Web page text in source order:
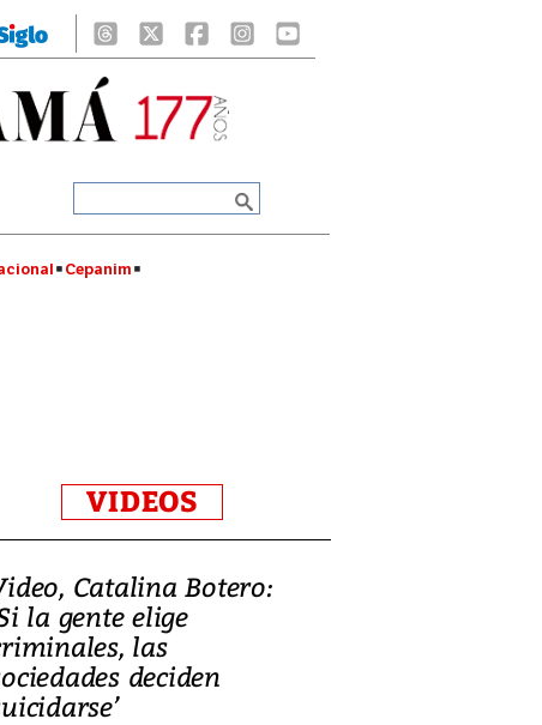
Cepanim
VIDEOS
Catalina Botero:
la gente elige
las
deciden